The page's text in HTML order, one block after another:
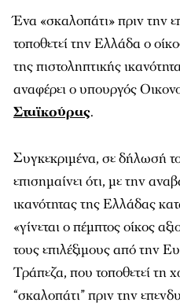
Ένα «σκαλοπάτι» πριν την
τοποθετεί την Ελλάδα ο
της πιστοληπτικής
αναφέρει ο υπουργός
Σταϊκούρας.
Συγκεκριμένα, σε δήλωσή
επισημαίνει ότι, με την
ικανότητας της Ελλάδας
«γίνεται ο πέμπτος οίκος
τους επιλέξιμους από την
Τράπεζα, που τοποθετεί τη
“σκαλοπάτι” πριν την